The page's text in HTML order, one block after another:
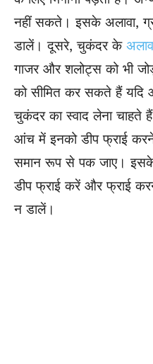
नहीं सकते। इसके अलावा,
डालें। दूसरे, चुकंदर के
गाजर और शलोट्स को भी
को सीमित कर सकते हैं यदि
चुकंदर का स्वाद लेना
आंच में इनको डीप फ्राई
समान रूप से पक जाए। इसके
डीप फ्राई करें और फ्राई
न डालें।